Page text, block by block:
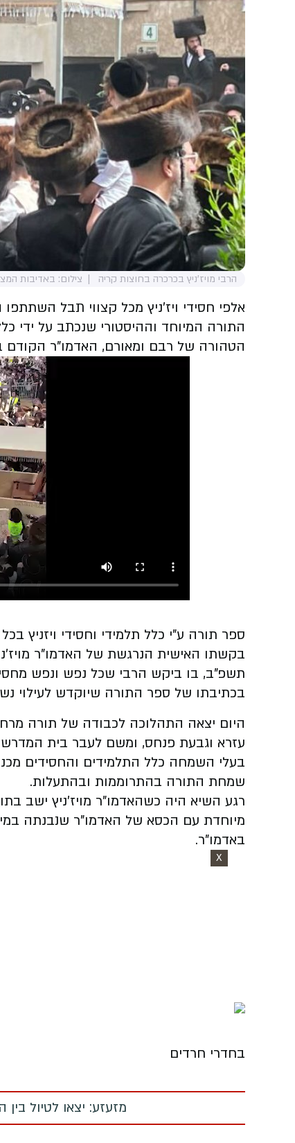
הרבי מויז'ניץ בכרכרה בחוצות קריה צילום: באדיבות
אלפי חסידי ויז'ניץ מכל קצווי תבל
התורה המיוחד וההיסטורי שנכתב על ידי
הטהורה של רבם ומאורם, האדמו"ר הקודם
ספר תורה ע"י כלל תלמידי וחסידי ויזניץ
בקשתו האישית הנרגשת של האדמו"ר
תשפ"ב, בו ביקש הרבי שכל נפש ונפש
בכתיבתו של ספר התורה שיוקדש לעילוי
היום יצאה התהלוכה לכבודה של תורה
עזרא וגבעת פנחס, ומשם לעבר בית המדרש
בעלי השמחה כלל התלמידים והחסידים
שמחת התורה בהתרוממות ובהתעלות.
רגע השיא היה כשהאדמו"ר מויז'ניץ ישב
מיוחדת עם הכסא של האדמו"ר שנבנתה
באדמו"ר.
X
בחדרי חרדים
מזעזע: יצאו לטיול